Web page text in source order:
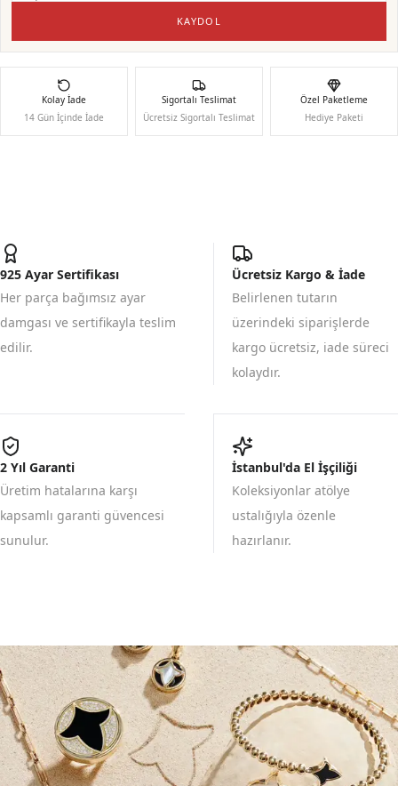
KAYDOL
Kolay İade
14 Gün İçinde İade
Sigortalı Teslimat
Ücretsiz Sigortalı Teslimat
Özel Paketleme
Hediye Paketi
925 Ayar Sertifikası
Her parça bağımsız ayar
damgası ve sertifikayla teslim
edilir.
Ücretsiz Kargo & İade
Belirlenen tutarın
üzerindeki siparişlerde
kargo ücretsiz, iade süreci
kolaydır.
2 Yıl Garanti
Üretim hatalarına karşı
kapsamlı garanti güvencesi
sunulur.
İstanbul'da El İşçiliği
Koleksiyonlar atölye
ustalığıyla özenle
hazırlanır.